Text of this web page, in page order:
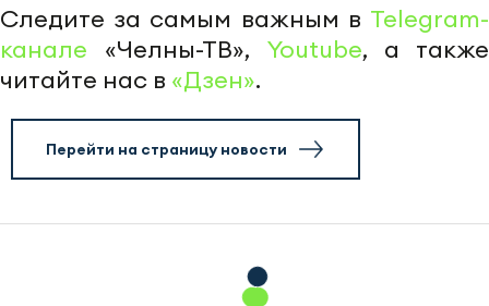
Следите за самым важным в Telegram-
канале «Челны-ТВ», Youtube, а также
читайте нас в «Дзен».
Перейти на страницу новости